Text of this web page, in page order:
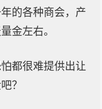
的各种商会，产
金左右。
都很难提供出让
？